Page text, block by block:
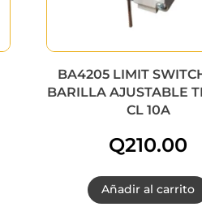
BA4205 LIMIT
BARILLA AJUSTABLE
CL 10A
Q210.00
Añadir al carrito